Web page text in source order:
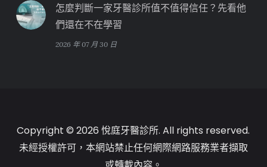
怎麼判斷一家牙醫診所值不值得信任？先看他
們還在不在學習
2026 年 07 月 30 日
Copyright © 2026 悅庭牙醫診所. All rights reserved.
未經授權許可，本網站禁止任何網際網路服務業者擷取